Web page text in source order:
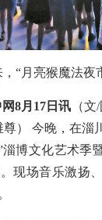
“月亮猴魔法夜
8月17日讯 （
尊） 今晚，在淄
博文化艺术季
现场音乐激扬